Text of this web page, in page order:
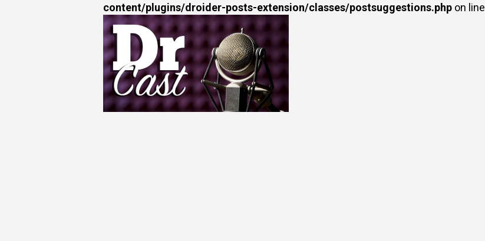
content/plugins/droider-posts-extension/classes/postsuggestions.phpon line